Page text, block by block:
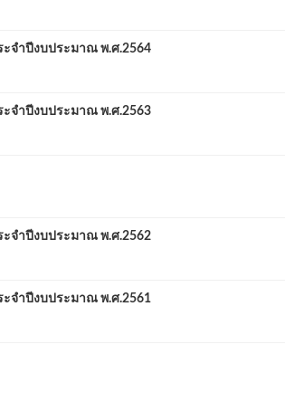
จำปีงบประมาณ พ.ศ.2564
จำปีงบประมาณ พ.ศ.2563
จำปีงบประมาณ พ.ศ.2562
จำปีงบประมาณ พ.ศ.2561